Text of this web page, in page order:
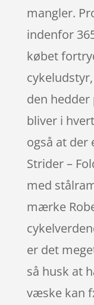
mangler.
indenfor
købet
den
bliver i
også at der
Strider –
med
mærke
er det
så husk at
væske kan